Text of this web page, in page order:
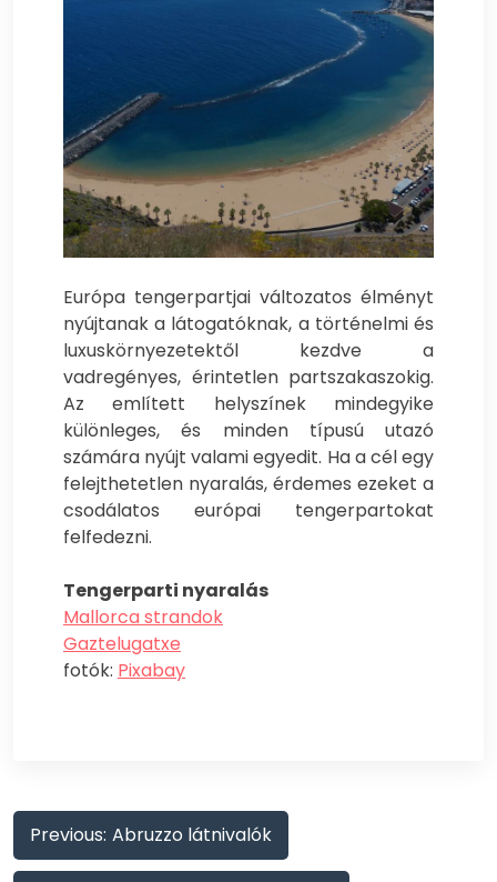
Európa tengerpartjai változatos élményt
nyújtanak a látogatóknak, a történelmi és
luxuskörnyezetektől kezdve a
vadregényes, érintetlen partszakaszokig.
Az említett helyszínek mindegyike
különleges, és minden típusú utazó
számára nyújt valami egyedit. Ha a cél egy
felejthetetlen nyaralás, érdemes ezeket a
csodálatos európai tengerpartokat
felfedezni.
Tengerparti nyaralás
Mallorca strandok
Gaztelugatxe
fotók: Pixabay
Bejegyzés
navigáció
Previous: Abruzzo látnivalók